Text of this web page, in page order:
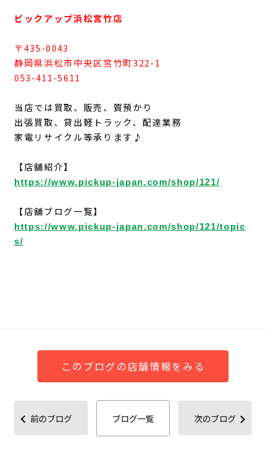
ピックアップ浜松宮竹店
〒435-0043
静岡県浜松市中央区宮竹町322-1
053-411-5611
当店では買取、販売、質預かり
出張買取、貸出軽トラック、配達業務
家電リサイクル等承ります♪
【店舗紹介】
https://www.pickup-japan.com/shop/121/
【店舗ブログ一覧】
https://www.pickup-japan.com/shop/121/topic
s/
このブログの店舗情報をみる
前のブログ ブログ一覧 次のブログ